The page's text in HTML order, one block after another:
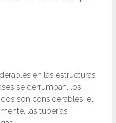
en las estructuras
se derrumban, los
son considerables, el
las tuberías